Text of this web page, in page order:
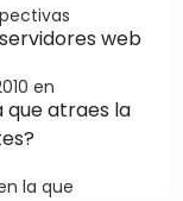
en
la que